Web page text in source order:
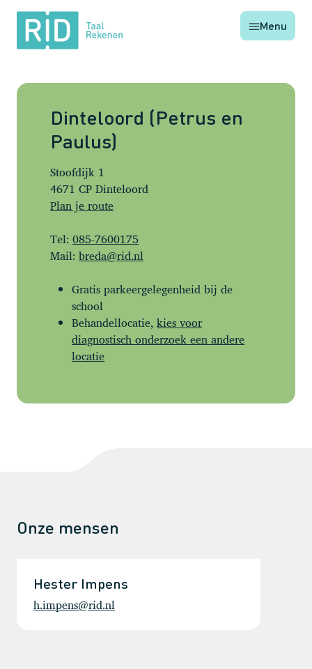
RID
Taal
Rekenen
Menu
Dinteloord (Petrus en
Paulus)
Stoofdijk 1
4671 CP Dinteloord
Plan je route
Tel: 085-7600175
Mail: breda@rid.nl
Gratis parkeergelegenheid bij de
school
Behandellocatie,kies voor
diagnostisch onderzoek een andere
locatie
Onze mensen
Hester Impens
h.impens@rid.nl